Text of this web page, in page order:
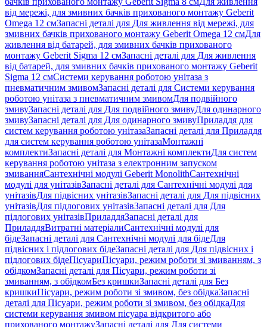
від мережі, для змивних бачків прихованого монтажу Geberit
Omega 12 смЗапасні деталі для Для живлення від мережі, для
змивних бачків прихованого монтажу Geberit Omega 12 смДля
живлення від батарей, для змивних бачків прихованого
монтажу Geberit Sigma 12 смЗапасні деталі для Для живлення
від батарей, для змивних бачків прихованого монтажу Geberit
Sigma 12 смСистеми керування роботою унітаза з
пневматичним змивомЗапасні деталі для Системи керування
роботою унітаза з пневматичним змивомДля подвійного
змивуЗапасні деталі для Для подвійного змивуДля одинарного
змивуЗапасні деталі для Для одинарного змивуПриладдя для
систем керування роботою унітазаЗапасні деталі для Приладдя
для систем керування роботою унітазаМонтажні
комплектиЗапасні деталі для Монтажні комплектиДля систем
керування роботою унітаза з електронним запуском
змиванняСантехнічні модулі Geberit MonolithСантехнічні
модулі для унітазівЗапасні деталі для Сантехнічні модулі для
унітазівДля підвісних унітазівЗапасні деталі для Для підвісних
унітазівДля підлогових унітазівЗапасні деталі для Для
підлогових унітазівПриладдяЗапасні деталі для
ПриладдяВитратні матеріалиСантехнічні модулі для
бідеЗапасні деталі для Сантехнічні модулі для бідеДля
підвісних і підлогових бідеЗапасні деталі для Для підвісних і
підлогових бідеПісуариПісуари, режим роботи зі змиванням, з
обідкомЗапасні деталі для Пісуари, режим роботи зі
змиванням, з обідкомБез кришкиЗапасні деталі для Без
кришкиПісуари, режим роботи зі змивом, без обідкаЗапасні
деталі для Пісуари, режим роботи зі змивом, без обідкаДля
системи керування змивом пісуара відкритого або
прихованого монтажуЗапасні деталі для Для системи